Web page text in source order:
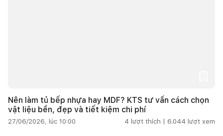
Nên làm tủ bếp nhựa hay MDF? KTS tư vấn cách chọn
vật liệu bền, đẹp và tiết kiệm chi phí
27/06/2026, lúc 10:00 4 lượt thích | 6.044 lượt xem